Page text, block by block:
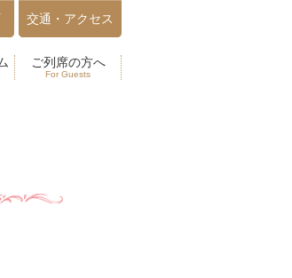
交通・アクセス
ご列席の方へ
For Guests